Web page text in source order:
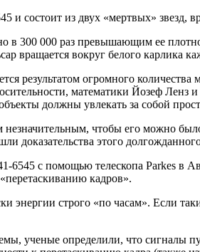
и состоит из двух «мертвых» звезд,
300 000 раз превышающим ее
вращается вокруг белого карлика
результатом огромного
математики Йозеф
должны увлекать за собой
чтобы его можно
доказательства этого
6545 с помощью телескопа Parkes в
кадров».
энергии строго «по часам». Если
ученые определили, что сигналы